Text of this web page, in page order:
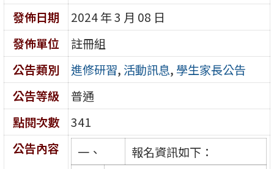
發佈日期
2024 年 3 月 08 日
發佈單位
註冊組
公告類別
進修研習, 活動訊息, 學生家長公告
公告等級
普通
點閱次數
341
公告內容
一、 報名資訊如下：